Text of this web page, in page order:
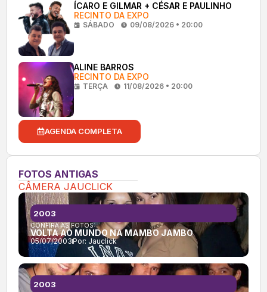
ÍCARO E GILMAR + CÉSAR E PAULINHO
RECINTO DA EXPO
SÁBADO 09/08/2026 • 20:00
ALINE BARROS
RECINTO DA EXPO
TERÇA 11/08/2026 • 20:00
AGENDA COMPLETA
FOTOS ANTIGAS
CÂMERA JAUCLICK
CONFIRA AS FOTOS:
VOLTA AO MUNDO NA MAMBO JAMBO
05/07/2003Por: Jauclick
2003
2003